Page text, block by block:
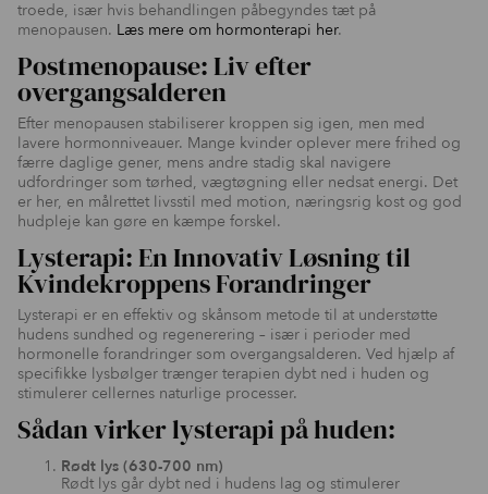
troede, især hvis behandlingen påbegyndes tæt på
menopausen. Læs mere om hormonterapi her.
Postmenopause: Liv efter
overgangsalderen
Efter menopausen stabiliserer kroppen sig igen, men med
lavere hormonniveauer. Mange kvinder oplever mere frihed og
færre daglige gener, mens andre stadig skal navigere
udfordringer som tørhed, vægtøgning eller nedsat energi. Det
er her, en målrettet livsstil med motion, næringsrig kost og god
hudpleje kan gøre en kæmpe forskel.
Lysterapi: En Innovativ Løsning til
Kvindekroppens Forandringer
Lysterapi er en effektiv og skånsom metode til at understøtte
hudens sundhed og regenerering – især i perioder med
hormonelle forandringer som overgangsalderen. Ved hjælp af
specifikke lysbølger trænger terapien dybt ned i huden og
stimulerer cellernes naturlige processer.
Sådan virker lysterapi på huden:
Rødt lys (630-700 nm)
Rødt lys går dybt ned i hudens lag og stimulerer